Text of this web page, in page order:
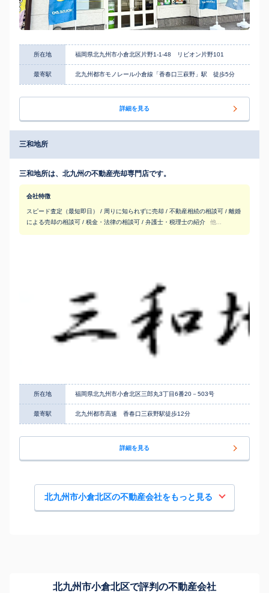
所在地 福岡県北九州市小倉北区片野1-1-48 リビオン片野101
最寄駅 北九州都市モノレール小倉線「香春口三萩野」駅 徒歩5分
詳細を見る
三和地所
三和地所は、北九州の不動産売却専門店です。
会社特徴
スピード査定（最短即日） / 周りに知られずに売却 / 不動産相続の相談可 / 離婚
による売却の相談可 / 税金・法律の相談可 / 弁護士・税理士の紹介
他...
所在地 福岡県北九州市小倉北区三郎丸3丁目6番20－503号
最寄駅 北九州都市高速 香春口三萩野駅徒歩12分
詳細を見る
北九州市小倉北区の不動産会社をもっと見る
北九州市小倉北区で評判の不動産会社